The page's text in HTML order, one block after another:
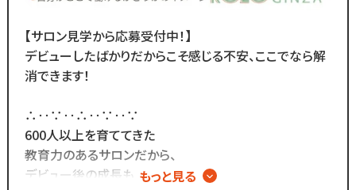
Tiktok ▷「＠kozo_recruit」
で検索してください！
【サロン見学から応募受付中！】
デビューしたばかりだからこそ感じる不安、ここでなら解
消できます！
∴‥∵‥∴‥∵‥∵
600人以上を育ててきた
教育力のあるサロンだから、
デビュー後の成長も もっと見る